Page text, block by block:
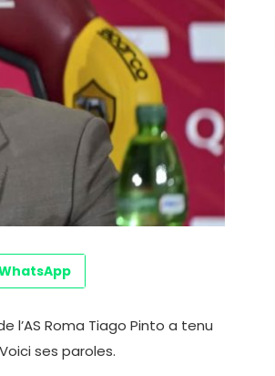
l’AS Roma Tiago Pinto a tenu
ses paroles.